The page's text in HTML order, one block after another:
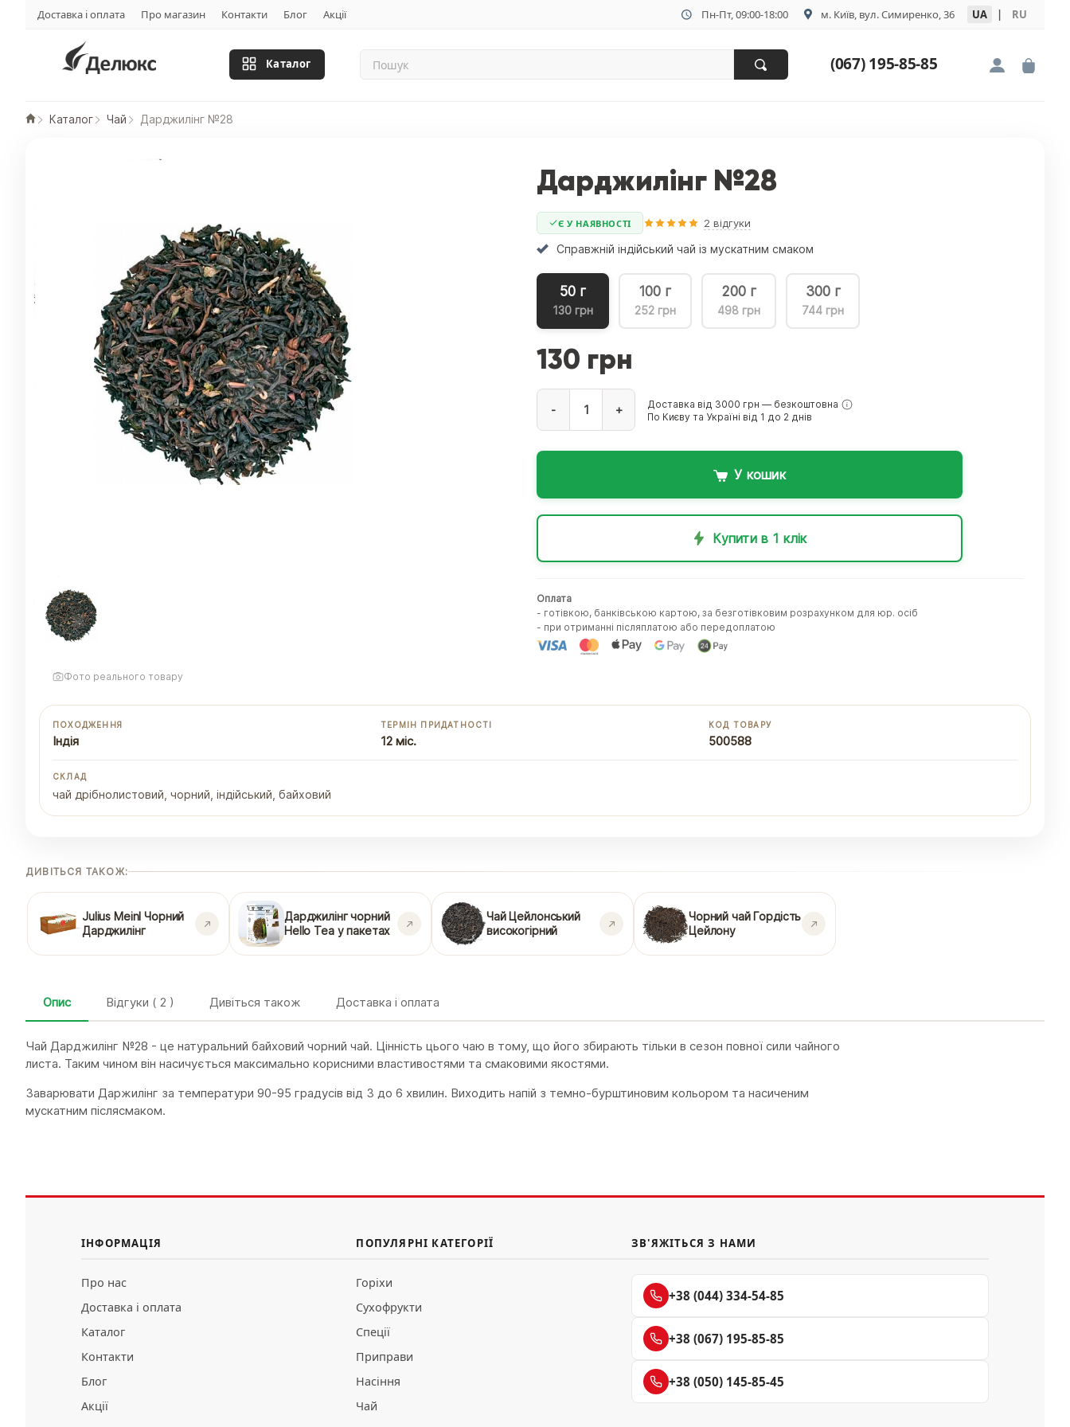
Доставка і оплата Про магазин Контакти Блог Акції Пн-Пт, 09:00-18:00 м. Київ, вул. Симиренко, 36 UA | RU
Каталог (067) 195-85-85
Каталог Чай Дарджилінг №28
Фото реального товару
Дарджилінг №28
Є У НАЯВНОСТІ 2 відгуки
Справжній індійський чай із мускатним смаком
50 г
130 грн
100 г
252 грн
200 г
498 грн
300 г
744 грн
130 грн
- +
Доставка від 3000 грн — безкоштовна
По Києву та Україні від 1 до 2 днів
У кошик
Купити в 1 клік
Оплата
- готівкою, банківською картою, за безготівковим розрахунком для юр. осіб
- при отриманні післяплатою або передоплатою
ПОХОДЖЕННЯ
Індія
ТЕРМІН ПРИДАТНОСТІ
12 міс.
КОД ТОВАРУ
500588
СКЛАД
чай дрібнолистовий, чорний, індійський, байховий
ДИВІТЬСЯ ТАКОЖ:
Julius Meinl Чорний
Дарджилінг
Дарджилінг чорний
Hello Tea у пакетах
Чай Цейлонський
високогірний
Чорний чай Гордість
Цейлону
Опис Відгуки ( 2 ) Дивіться також Доставка і оплата
Чай Дарджилінг №28 - це натуральний байховий чорний чай. Цінність цього чаю в тому, що його збирають тільки в сезон повної сили чайного
листа. Таким чином він насичується максимально корисними властивостями та смаковими якостями.
Заварювати Даржилінг за температури 90-95 градусів від 3 до 6 хвилин. Виходить напій з темно-бурштиновим кольором та насиченим
мускатним післясмаком.
ІНФОРМАЦІЯ
Про нас
Доставка і оплата
Каталог
Контакти
Блог
Акції
ПОПУЛЯРНІ КАТЕГОРІЇ
Горіхи
Сухофрукти
Спеції
Приправи
Насіння
Чай
ЗВ'ЯЖІТЬСЯ З НАМИ
+38 (044) 334-54-85
+38 (067) 195-85-85
+38 (050) 145-85-45